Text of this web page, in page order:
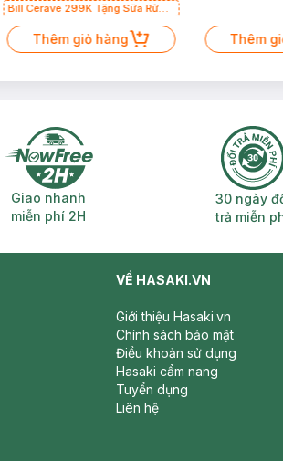
Bill Cerave 299K Tặng Sữa Rửa
Thêm giỏ hàng Thêm
Giao nhanh miễn phí 2H
Giao nhanh
miễn phí 2H
30
30 ngày
trả miễn
VỀ HASAKI.VN
Giới thiệu Hasaki.vn
Chính sách bảo mật
Điều khoản sử dụng
Hasaki cẩm nang
Tuyển dụng
Liên hệ